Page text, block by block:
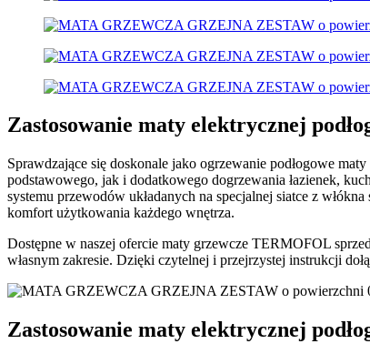
Zastosowanie maty elektrycznej
Sprawdzające się doskonale jako ogrzewanie podłogowe
podstawowego, jak i dodatkowego dogrzewania łazienek,
systemu przewodów układanych na specjalnej siatce z
komfort użytkowania każdego wnętrza.
Dostępne w naszej ofercie maty grzewcze TERMOFOL
własnym zakresie. Dzięki czytelnej i przejrzystej instrukcji
Zastosowanie maty elektrycznej